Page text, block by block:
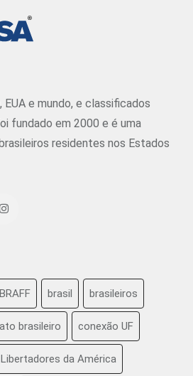
e mundo, e classificados
fundado em 2000 e é uma
residentes nos Estados
BRAFF brasil brasileiros
brasileiro conexão UF
da América